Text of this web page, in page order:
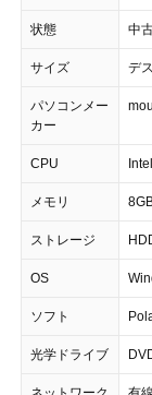
状態 中
サイズ デ
パソコンメー
カー
CPU
メモリ
ストレージ
OS
ソフト
光学ドライブ